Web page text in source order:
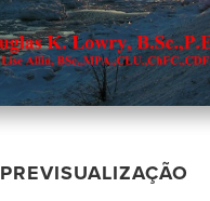
PREVISUALIZAÇÃO